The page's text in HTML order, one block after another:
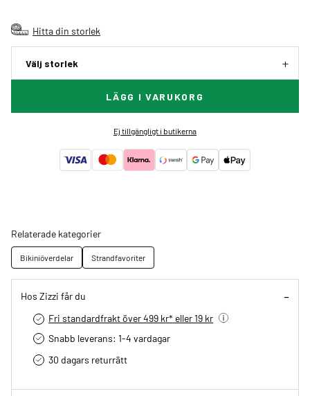
Hitta din storlek
Välj storlek
LÄGG I VARUKORG
Ej tillgängligt i butikerna
Relaterade kategorier
Bikiniöverdelar Strandfavoriter
Hos Zizzi får du
Fri standardfrakt över 499 kr* eller 19 kr
Snabb leverans: 1-4 vardagar
30 dagars returrätt­